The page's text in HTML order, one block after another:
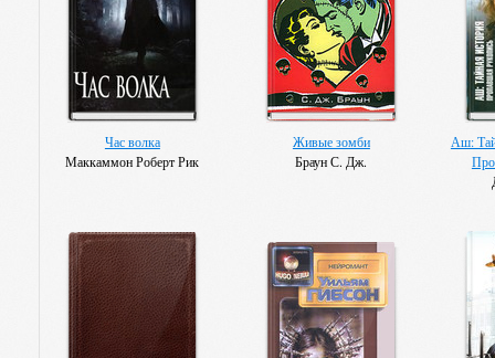
Час волка
Маккаммон Роберт Рик
Живые зомби
Браун С. Дж.
Аш: